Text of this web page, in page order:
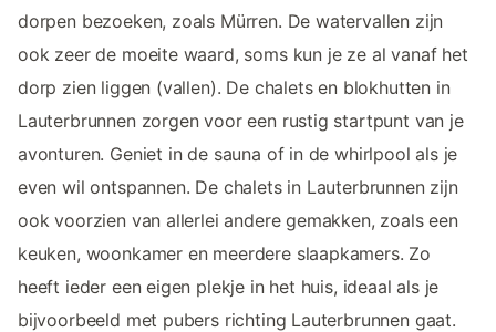
dorpen bezoeken, zoals Mürren. De watervallen zijn
ook zeer de moeite waard, soms kun je ze al vanaf het
dorp zien liggen (vallen). De chalets en blokhutten in
Lauterbrunnen zorgen voor een rustig startpunt van je
avonturen. Geniet in de sauna of in de whirlpool als je
even wil ontspannen. De chalets in Lauterbrunnen zijn
ook voorzien van allerlei andere gemakken, zoals een
keuken, woonkamer en meerdere slaapkamers. Zo
heeft ieder een eigen plekje in het huis, ideaal als je
bijvoorbeeld met pubers richting Lauterbrunnen gaat.